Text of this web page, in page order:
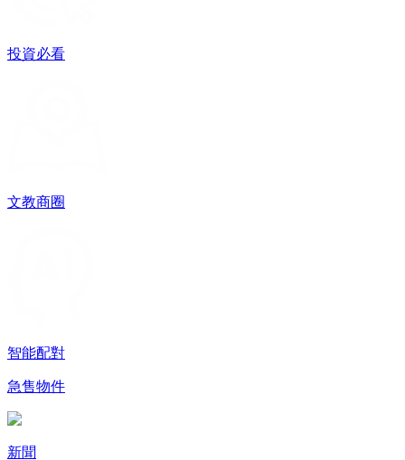
投資必看
文教商圈
智能配對
急售物件
新聞